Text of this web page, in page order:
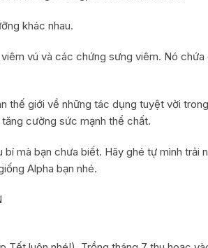
khác nhau.
vú và các chứng sưng viêm. Nó
thế giới về những tác dụng tuyệt vời
cường sức mạnh thể chất.
mà bạn chưa biết. Hãy ghé tự mình trải
Alpha bạn nhé.